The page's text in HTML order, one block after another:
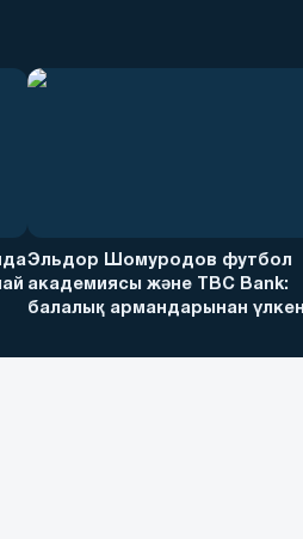
Эльдор Шомуродов футбол
академиясы және TBC Bank:
балалық армандарынан үлкен